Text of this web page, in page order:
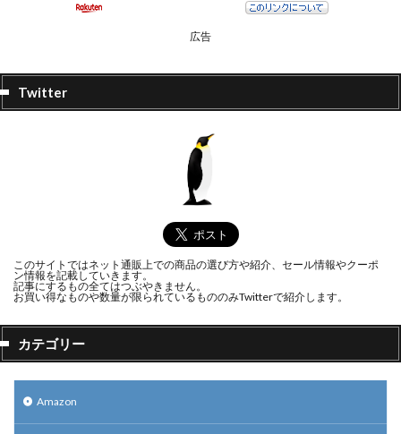
広告
Twitter
このサイトではネット通販上での商品の選び方や紹介、セール情報やクーポ
ン情報を記載していきます。
記事にするもの全てはつぶやきません。
お買い得なものや数量が限られているもののみTwitterで紹介します。
カテゴリー
Amazon